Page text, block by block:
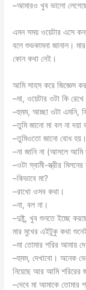
–আমারও খুব ভালো
এমন সময় ওয়েটার এসে
বলে শুভকামনা জানাল।
কোন কথা নেই।
আমি সাহস করে জিজ্ঞেস
–মা, ওয়েটার ওটা কি
–হুমম, আচ্ছা ওটা এমনি,
–তুমি জানো মা বল না দয়া
–তুমিওতো জানো বোধ হয়।
–না জানি না (আসলে আমি
–ওটা স্বামী-স্ত্রীর
–কিভাবে মা?
–রাখো ওসব কথা।
–না, বল না।
–দুষ্টু, খুব শুনতে ইচ্ছে
মার মুখের এইটুকু কথা
–মা তোমার শরির আমায়
–হুমম, দেখাবো। অনেক
নিয়েছে আর আমি শরিরের
–দেবে মা আমাকে তোমার